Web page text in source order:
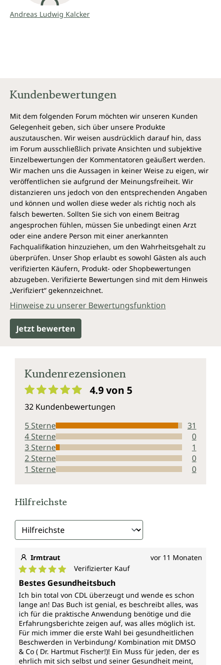
finden. Neben allgemeinen Grundlagen zur elektro-
molekularen Medizin enthält das Buch konkrete
Andreas Ludwig Kalcker
Kundenbewertungen
Mit dem folgenden Forum möchten wir unseren Kunden
Gelegenheit geben, sich über unsere Produkte
auszutauschen. Wir weisen ausdrücklich darauf hin, dass
im Forum ausschließlich private Ansichten und subjektive
Einzelbewertungen der Kommentatoren geäußert werden.
Wir machen uns die Aussagen in keiner Weise zu eigen, wir
veröffentlichen sie aufgrund der Meinungsfreiheit. Wir
distanzieren uns jedoch von den entsprechenden Angaben
und können und wollen diese weder als richtig noch als
falsch bewerten. Sollten Sie sich von einem Beitrag
angesprochen fühlen, müssen Sie unbedingt einen Arzt
oder eine andere Person mit einer anerkannten
Fachqualifikation hinzuziehen, um den Wahrheitsgehalt zu
überprüfen. Unser Shop erlaubt es sowohl Gästen als auch
verifizierten Käufern, Produkt- oder Shopbewertungen
abzugeben. Verifizierte Bewertungen sind mit dem Hinweis
„Verifiziert“ gekennzeichnet.
Hinweise zu unserer Bewertungsfunktion
Jetzt bewerten
Kundenrezensionen
4.9 von 5
32 Kundenbewertungen
5 Sterne
31
4 Sterne
0
3 Sterne
1
2 Sterne
0
1 Sterne
0
Hilfreichste
Irmtraut vor 11 Monaten
Durchschnittliche Bewertung von 5 von 5 Sternen
Verifizierter Kauf
Bestes Gesundheitsbuch
Ich bin total von CDL überzeugt und wende es schon
lange an! Das Buch ist genial, es beschreibt alles, was
ich für die praktische Anwendung benötige und die
Erfahrungsberichte zeigen auf, was alles möglich ist.
Für mich immer die erste Wahl bei gesundheitlichen
Beschwerden in Verbindung/ Kombination mit DMSO
& Co ( Dr. Hartmut Fischer!)! Ein Muss für jeden, der es
ehrlich mit sich selbst und seiner Gesundheit meint,